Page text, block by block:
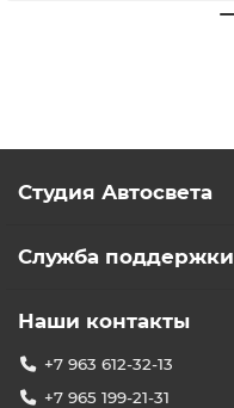
Студия Автосвета
Служба поддержки
Наши контакты
+7 963 612-32-13
+7 965 199-21-31